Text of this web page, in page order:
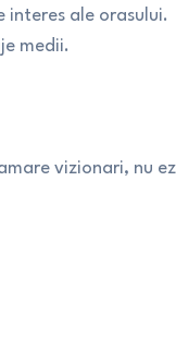
ale orasului.
medii.
vizionari, nu